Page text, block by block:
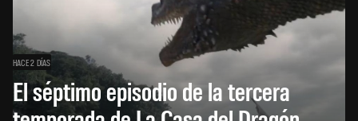
HACE 2 DÍAS
El séptimo episodio de la tercera